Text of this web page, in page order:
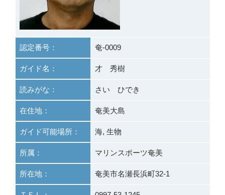
認定番号： 奄-0009
ガイド名： 才 秀樹
読みがな： さい ひでき
在住地： 奄美大島
ガイド可能場所： 海, 生物
所属： マリンスポーツ奄美
所在地： 奄美市名瀬長浜町32-1